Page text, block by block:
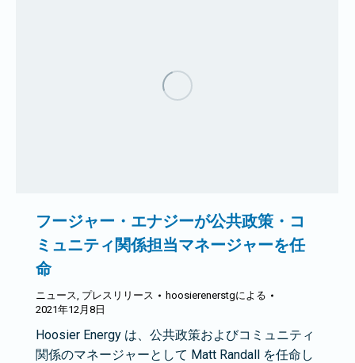
フージャー・エナジーが公共政策・コ
ミュニティ関係担当マネージャーを任
命
ニュース, プレスリリース hoosierenerstgによる
2021年12月8日
Hoosier Energy は、公共政策およびコミュニティ
関係のマネージャーとして Matt Randall を任命し